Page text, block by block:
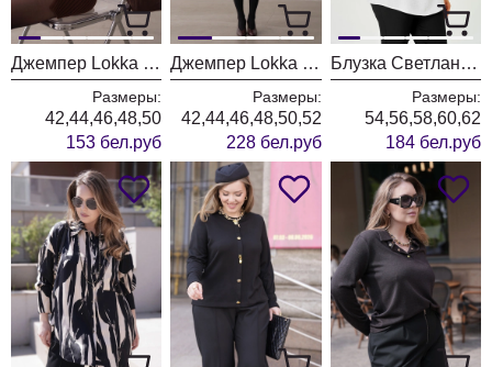
Джемпер Lokka 1972
Размеры:
42,44,46,48,50
153 бел.руб
Джемпер Lokka 1971
Размеры:
42,44,46,48,50,52
228 бел.руб
Блузка Светлана-Стиль 1734 молочный однотон
Размеры:
54,56,58,60,62
184 бел.руб